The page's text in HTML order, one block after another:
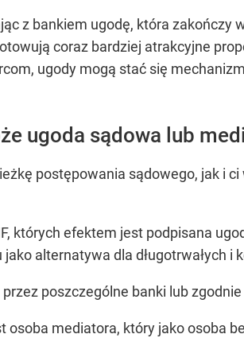
z bankiem ugodę, która zakończy
coraz bardziej atrakcyjne
ugody mogą stać się
ugoda sądowa lub
postępowania sądowego, jak i
których efektem jest podpisana
alternatywa dla długotrwałych i
poszczególne banki lub
mediatora, który jako osoba